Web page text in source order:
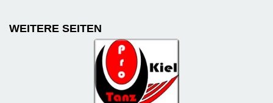
WEITERE SEITEN